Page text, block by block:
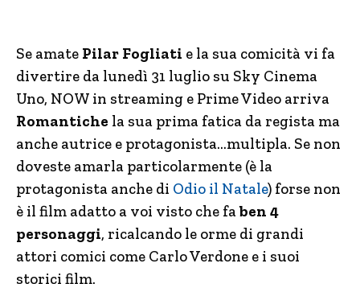
Se amate Pilar Fogliati e la sua comicità vi fa
divertire da lunedì 31 luglio su Sky Cinema
Uno, NOW in streaming e Prime Video arriva
Romantiche la sua prima fatica da regista ma
anche autrice e protagonista…multipla. Se non
doveste amarla particolarmente (è la
protagonista anche di Odio il Natale) forse non
è il film adatto a voi visto che faben 4
personaggi, ricalcando le orme di grandi
attori comici come Carlo Verdone e i suoi
storici film.